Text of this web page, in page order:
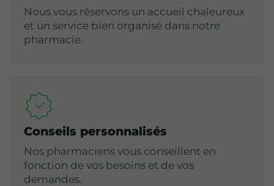
Nous vous réservons un accueil chaleureux
et un service bien organisé dans notre
pharmacie.
Conseils personnalisés
Nos pharmaciens vous conseillent en
fonction de vos besoins et de vos
demandes.